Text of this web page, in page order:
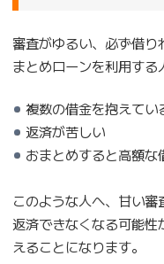
審査がゆるい、必ず借
まとめローンを利用する
複数の借金を抱えてい
返済が苦しい
おまとめすると高額な
このような人へ、甘い審
返済できなくなる可能
えることになります。